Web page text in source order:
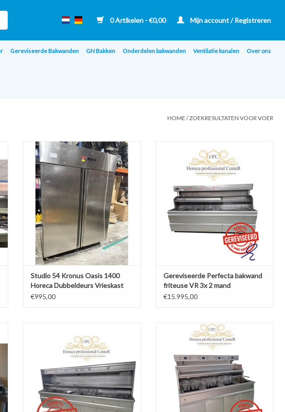
0 Artikelen - €0,00 Mijn account / Registreren
Gereviseerde Bakwanden GN Bakken Onderdelen bakwanden Ventilatie kanalen Over ons
HOME /ZOEKRESULTATEN VOOR VOER
Studio 54 Kronus Oasis 1400 Horeca
Dubbeldeurs Vrieskast RVS
TOEVOEGEN AAN WINKELWAGEN
Studio 54 Kronus Oasis 1400
Horeca Dubbeldeurs Vrieskast
RVS
€995,00
VR 3x 2 mand ABM+Bkpl+Vetpomp
129kW
TOEVOEGEN AAN WINKELWAGEN
Gereviseerde Perfecta bakwand
friteuse VR 3x 2 mand
ABM+Bkpl+Vetpomp 129kW
€15.995,00
friteuse bakwand 1x XL rond 8x mand
TOEVOEGEN AAN WINKELWAGEN
Hegro 4 pans Hoog rendement bakwand
friteuse
TOEVOEGEN AAN WINKELWAGEN